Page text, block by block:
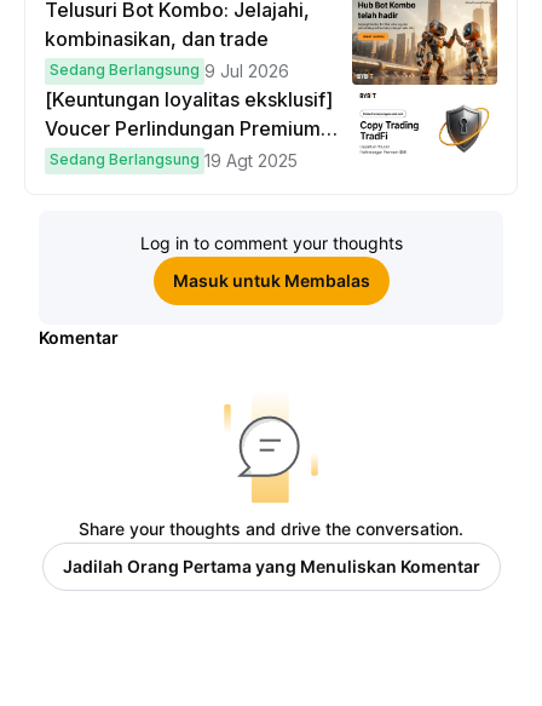
Telusuri Bot Kombo: Jelajahi,
kombinasikan, dan trade
Sedang Berlangsung 9 Jul 2026
[Keuntungan loyalitas eksklusif]
Voucer Perlindungan Premium
hingga $50
Sedang Berlangsung 19 Agt 2025
Log in to comment your thoughts
Masuk untuk Membalas
Komentar
Share your thoughts and drive the conversation.
Jadilah Orang Pertama yang Menuliskan Komentar